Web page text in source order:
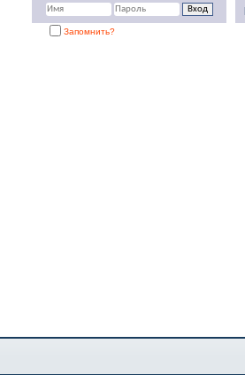
Запомнить?